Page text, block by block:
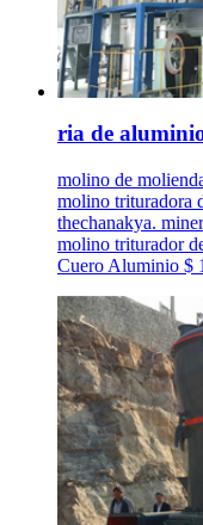
ria de
molino de
molino trituradora
thechanakya.
molino triturador
Cuero Aluminio $